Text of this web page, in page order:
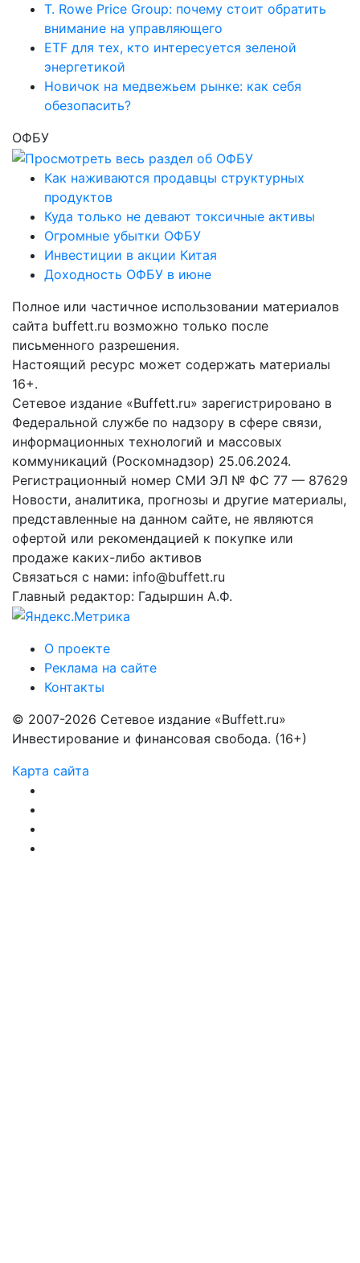
T. Rowe Price Group: почему стоит обратить
внимание на управляющего
ETF для тех, кто интересуется зеленой
энергетикой
Новичок на медвежьем рынке: как себя
обезопасить?
ОФБУ
Как наживаются продавцы структурных
продуктов
Куда только не девают токсичные активы
Огромные убытки ОФБУ
Инвестиции в акции Китая
Доходность ОФБУ в июне
Полное или частичное использовании материалов
сайта buffett.ru возможно только после
письменного разрешения.
Настоящий ресурс может содержать материалы
16+.
Сетевое издание «Buffett.ru» зарегистрировано в
Федеральной службе по надзору в сфере связи,
информационных технологий и массовых
коммуникаций (Роскомнадзор) 25.06.2024.
Регистрационный номер СМИ ЭЛ № ФС 77 — 87629
Новости, аналитика, прогнозы и другие материалы,
представленные на данном сайте, не являются
офертой или рекомендацией к покупке или
продаже каких-либо активов
Связаться с нами: info@buffett.ru
Главный редактор: Гадыршин А.Ф.
О проекте
Реклама на сайте
Контакты
© 2007-2026 Сетевое издание «Buffett.ru»
Инвестирование и финансовая свобода. (16+)
Карта сайта